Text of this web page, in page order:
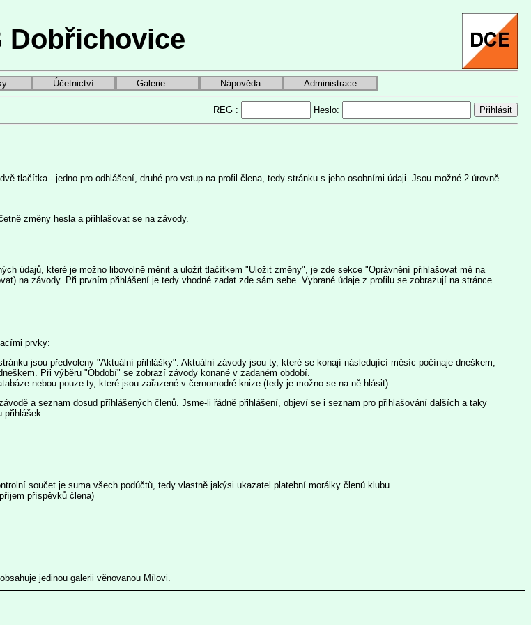
Dobřichovice
Účetnictví Galerie Nápověda Administrace
REG : Heslo:
tlačítka - jedno pro odhlášení, druhé pro vstup na profil člena, tedy stránku s jeho osobními údaji. Jsou možné 2 úrovně
změny hesla a přihlašovat se na závody.
údajů, které je možno libovolně měnit a uložit tlačítkem "Uložit změny", je zde sekce "Oprávnění přihlašovat mě na
na závody. Při prvním přihlášení je tedy vhodné zadat zde sám sebe. Vybrané údaje z profilu se zobrazují na stránce
prvky:
jsou předvoleny "Aktuální přihlášky". Aktuální závody jsou ty, které se konají následující měsíc počínaje dneškem,
Při výběru "Období" se zobrazí závody konané v zadaném období.
nebou pouze ty, které jsou zařazené v černomodré knize (tedy je možno se na ně hlásit).
a seznam dosud příhlášených členů. Jsme-li řádně přihlášení, objeví se i seznam pro přihlašování dalších a taky
přihlášek.
součet je suma všech podúčtů, tedy vlastně jakýsi ukazatel platební morálky členů klubu
příspěvků člena)
jedinou galerii věnovanou Mílovi.